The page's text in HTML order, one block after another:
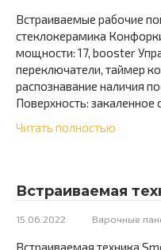
Встраиваемые рабочие
стеклокерамика
мощности: 17, booster
переключатели, таймер
распознавание наличия
Поверхность: закаленное
Читать полностью
Встраиваемая
15.06.2022 Варочные
Встраиваемая техника